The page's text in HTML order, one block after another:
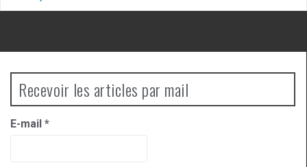
Recevoir les articles par mail
E-mail *